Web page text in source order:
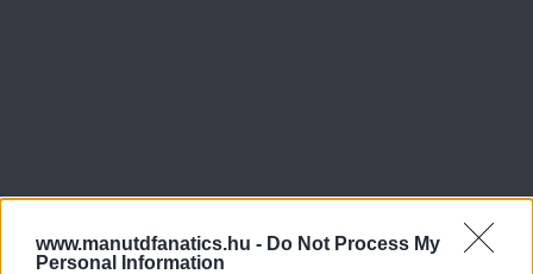
www.manutdfanatics.hu - Do Not Process My
Personal Information